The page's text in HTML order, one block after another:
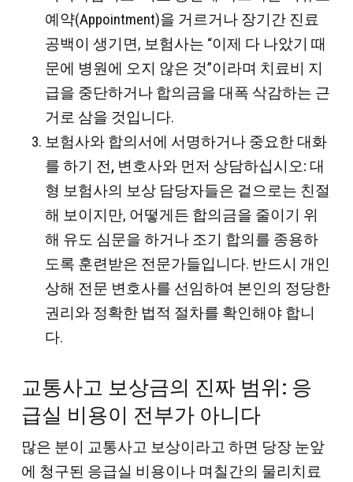
예약(Appointment)을 거르거나 장기간 진료
공백이 생기면, 보험사는 “이제 다 나았기 때
문에 병원에 오지 않은 것”이라며 치료비 지
급을 중단하거나 합의금을 대폭 삭감하는 근
거로 삼을 것입니다.
보험사와 합의서에 서명하거나 중요한 대화
를 하기 전, 변호사와 먼저 상담하십시오: 대
형 보험사의 보상 담당자들은 겉으로는 친절
해 보이지만, 어떻게든 합의금을 줄이기 위
해 유도 심문을 하거나 조기 합의를 종용하
도록 훈련받은 전문가들입니다. 반드시 개인
상해 전문 변호사를 선임하여 본인의 정당한
권리와 정확한 법적 절차를 확인해야 합니
다.
교통사고 보상금의 진짜 범위: 응
급실 비용이 전부가 아니다
많은 분이 교통사고 보상이라고 하면 당장 눈앞
에 청구된 응급실 비용이나 며칠간의 물리치료